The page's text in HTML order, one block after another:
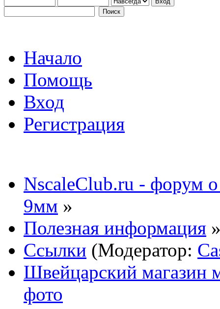
Начало
Помощь
Вход
Регистрация
NscaleClub.ru - форум
9мм »
Полезная информация
Ссылки (Модератор:
Швейцарский магазин
фото